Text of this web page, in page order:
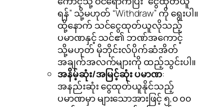
ရန်” သို့မဟုတ် “Withdraw” ကို ရွေးပါ။
ထို့နောက် သင်ငွေထုတ်ယူလိုသည့်
ပမာဏနှင့် သင်၏ ဘဏ်အကောင့်
သို့မဟုတ် မိုဘိုင်းလ်ပိုက်ဆံအိတ်
အချက်အလက်များကို ထည့်သွင်းပါ။
အနိမ့်ဆုံး/အမြင့်ဆုံး ပမာဏ:
အနည်းဆုံး ငွေထုတ်ယူနိုင်သည့်
ပမာဏမှာ များသောအားဖြင့် ၅,၀ ၀၀